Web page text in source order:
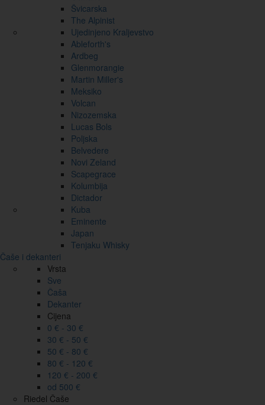
Švicarska
The Alpinist
Ujedinjeno Kraljevstvo
Ableforth's
Ardbeg
Glenmorangie
Martin Miller's
Meksiko
Volcan
Nizozemska
Lucas Bols
Poljska
Belvedere
Novi Zeland
Scapegrace
Kolumbija
Dictador
Kuba
Eminente
Japan
Tenjaku Whisky
Čaše i dekanteri
Vrsta
Sve
Čaša
Dekanter
Cijena
0 € - 30 €
30 € - 50 €
50 € - 80 €
80 € - 120 €
120 € - 200 €
od 500 €
Riedel Čaše